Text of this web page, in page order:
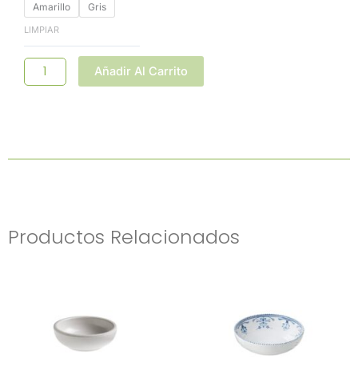
Amarillo
Gris
LIMPIAR
Añadir Al Carrito
Productos Relacionados